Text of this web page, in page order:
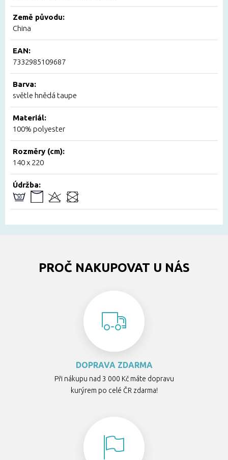
Země původu:
China
EAN:
7332985109687
Barva:
světle hnědá taupe
Materiál:
100% polyester
Rozměry (cm):
140 x 220
Údržba:
PROČ NAKUPOVAT U NÁS
DOPRAVA ZDARMA
Při nákupu nad 3 000 Kč máte dopravu
kurýrem po celé ČR zdarma!